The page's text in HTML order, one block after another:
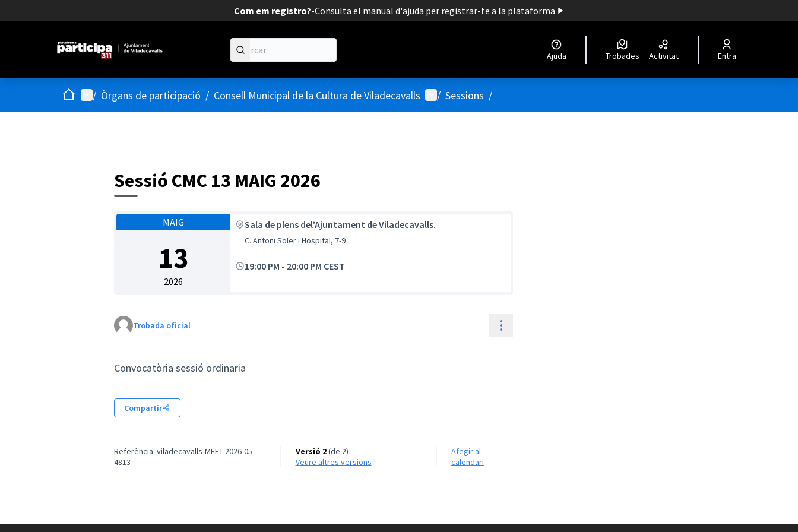
Com em registro?-Consulta el manual d'ajuda per registrar-te a la plataforma
Ajuda Trobades Activitat Entra
Inici Menú principal
/ Òrgans de participació / Consell Municipal de la Cultura de Viladecavalls Menú d'usuari
/ Sessions /
Sessió CMC 13 MAIG 2026
MAIG
13
2026
Sala de plens del’Ajuntament de Viladecavalls.
C. Antoni Soler i Hospital, 7-9
19:00 PM - 20:00 PM CEST
Trobada oficial Controls de recursos
Convocatòria sessió ordinaria
Compartir
Referència: viladecavalls-MEET-2026-05-
4813
Versió 2(de 2)
veure altres versions
Afegir al
calendari